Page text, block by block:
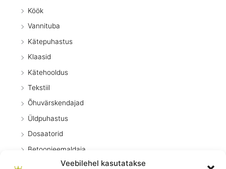
Veebilehel kasutatakse
Köök
Vannituba
Kätepuhastus
Klaasid
Kätehooldus
Tekstiil
Õhuvärskendajad
Üldpuhastus
Dosaatorid
Betoonieemaldaja
Eripuhastusvahendid